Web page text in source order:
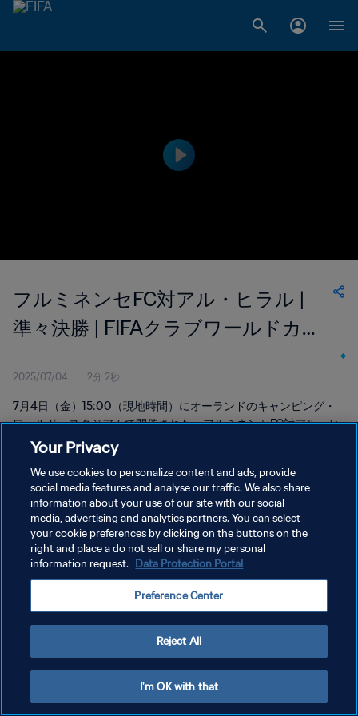
フルミネンセFC対アル・ヒラル |
準々決勝 | FIFAクラブワールドカッ
プUSA 2025 | ハイライト
2025/07/04 2分 2秒
7月4日（金）15:00（現地時間）にオーランドのキャンピング・
ワールド・スタジアムで開催された、フルミネンセFC対アル・ヒ
ラルの試合のハイライトをご覧ください。
プライバシーポリシー
サービス利用規約
Your Privacy
We use cookies to personalize content and ads, provide
social media features and analyse our traffic. We also share
information about your use of our site with our social
media, advertising and analytics partners. You can select
your cookie preferences by clicking on the buttons on the
right and place a do not sell or share my personal
information request. Data Protection Portal
Preference Center
Reject All
I'm OK with that